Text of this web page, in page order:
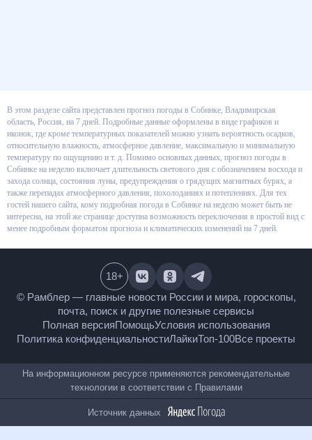
В этом разделе сайта представлен прогноз погоды в Собинке,
Владимирская область, Россия, на 7 дней. Подробные данные оформлены
в виде графиков и иконок, где кроме температурных показателей можно
узнать вероятность осадков, относительную влажность, атмосферное
давление, максимальную и минимальную температуру по ощущению и т.
д. Помимо основных данных, прогноз погоды в Собинке на неделю
включает длительность светового дня с обозначением восхода и захода
солнца, состояния луны, предупреждения о грядущих магнитных бурях, а
также перепадах атмосферного давления, похолоданиях и потеплениях.
Для тех гостей нашего сайта, кому подробная погода в Собинке на
неделю может быть не интересна, на этой же странице доступна
© Рамблер — главные новости России и мира,
гороскопы, почта, поиск и другие полезные сервисы
Полная версия
Помощь
Условия использования
Политика конфиденциальностиЛайкиТоп-100
Все проекты
18+
На информационном ресурсе применяются
рекомендательные технологии в соответствии сПравилами